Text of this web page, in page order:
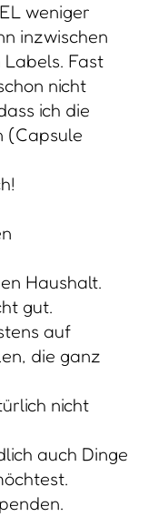
weniger
inzwischen
Fast
nicht
ich die
(Capsule
Haushalt.
gut.
auf
die ganz
nicht
auch Dinge